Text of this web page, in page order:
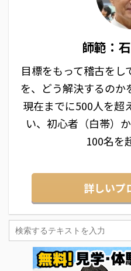
師範：
目標をもって稽古を
を、どう解決するのか
現在までに500人を超
い、初心者（白帯）
100名を
詳しいプ